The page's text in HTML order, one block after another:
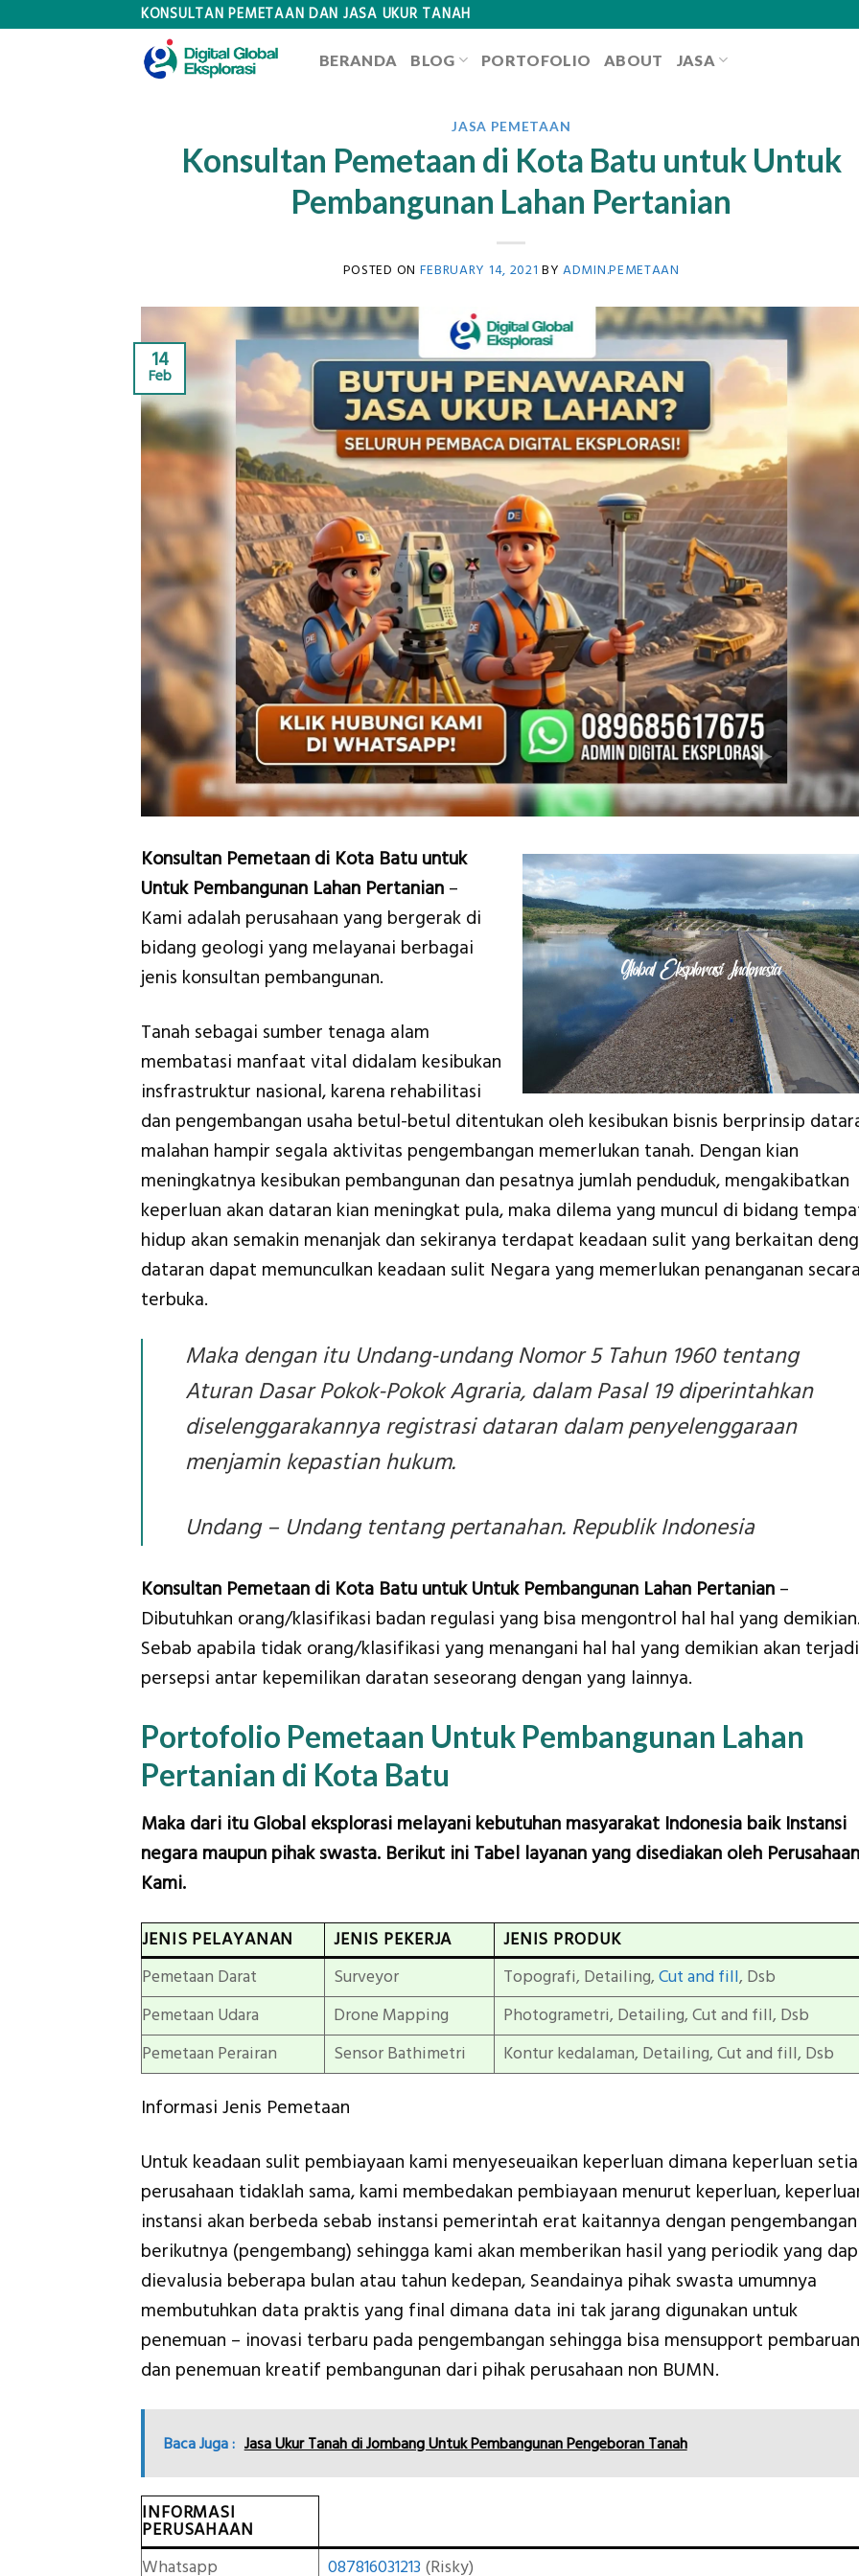
KONSULTAN PEMETAAN DAN JASA UKUR TANAH
BERANDA BLOG PORTOFOLIO ABOUT JASA
JASA PEMETAAN
Konsultan Pemetaan di Kota Batu untuk Untuk
Pembangunan Lahan Pertanian
POSTED ON FEBRUARY 14, 2021 BYADMIN.PEMETAAN
14
Feb
Konsultan Pemetaan di Kota Batu untuk
Untuk Pembangunan Lahan Pertanian –
Kami adalah perusahaan yang bergerak di
bidang geologi yang melayanai berbagai
jenis konsultan pembangunan.
Tanah sebagai sumber tenaga alam
membatasi manfaat vital didalam kesibukan
insfrastruktur nasional, karena rehabilitasi
dan pengembangan usaha betul-betul ditentukan oleh kesibukan bisnis berprinsip
malahan hampir segala aktivitas pengembangan memerlukan tanah. Dengan kian
meningkatnya kesibukan pembangunan dan pesatnya jumlah penduduk, mengakibatkan
keperluan akan dataran kian meningkat pula, maka dilema yang muncul di bidang
hidup akan semakin menanjak dan sekiranya terdapat keadaan sulit yang berkaitan
dataran dapat memunculkan keadaan sulit Negara yang memerlukan penanganan secara
terbuka.
Maka dengan itu Undang-undang Nomor 5 Tahun 1960 tentang
Aturan Dasar Pokok-Pokok Agraria, dalam Pasal 19 diperintahkan
diselenggarakannya registrasi dataran dalam penyelenggaraan
menjamin kepastian hukum.
Undang – Undang tentang pertanahan. Republik Indonesia
Konsultan Pemetaan di Kota Batu untuk Untuk Pembangunan Lahan Pertanian –
Dibutuhkan orang/klasifikasi badan regulasi yang bisa mengontrol hal hal yang demikian.
Sebab apabila tidak orang/klasifikasi yang menangani hal hal yang demikian akan terjadi
persepsi antar kepemilikan daratan seseorang dengan yang lainnya.
Portofolio Pemetaan Untuk Pembangunan Lahan
Pertanian di Kota Batu
Maka dari itu Global eksplorasi melayani kebutuhan masyarakat Indonesia baik Instansi
negara maupun pihak swasta. Berikut ini Tabel layanan yang disediakan oleh Perusahaan
Kami.
JENIS PELAYANAN JENIS PEKERJA
JENIS PRODUK
Pemetaan Darat
Surveyor Topografi, Detailing, Cut and fill, Dsb
Pemetaan Udara
Drone Mapping
Photogrametri, Detailing, Cut and fill, Dsb
Pemetaan Perairan
Sensor Bathimetri Kontur kedalaman, Detailing, Cut and fill, Dsb
Informasi Jenis Pemetaan
Untuk keadaan sulit pembiayaan kami menyeseuaikan keperluan dimana keperluan
perusahaan tidaklah sama, kami membedakan pembiayaan menurut keperluan,
instansi akan berbeda sebab instansi pemerintah erat kaitannya dengan pengembangan
berikutnya (pengembang) sehingga kami akan memberikan hasil yang periodik yang
dievalusia beberapa bulan atau tahun kedepan, Seandainya pihak swasta umumnya
membutuhkan data praktis yang final dimana data ini tak jarang digunakan untuk
penemuan – inovasi terbaru pada pengembangan sehingga bisa mensupport pembaruan
dan penemuan kreatif pembangunan dari pihak perusahaan non BUMN.
Baca Juga : Jasa Ukur Tanah di Jombang Untuk Pembangunan Pengeboran Tanah
INFORMASI
PERUSAHAAN
Whatsapp
087816031213 (Risky)